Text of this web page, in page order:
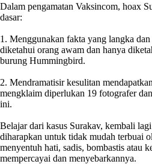
Dalam pengamatan Vaksincom, hoax
dasar:
1. Menggunakan fakta yang langka
diketahui orang awam dan hanya
burung Hummingbird.
2. Mendramatisir kesulitan
mengklaim diperlukan 19 fotografer
ini.
Belajar dari kasus Surakav, kembali
diharapkan untuk tidak mudah terbuai
menyentuh hati, sadis, bombastis atau
mempercayai dan menyebarkannya.